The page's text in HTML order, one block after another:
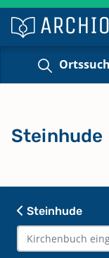
Steinhude
Steinhude